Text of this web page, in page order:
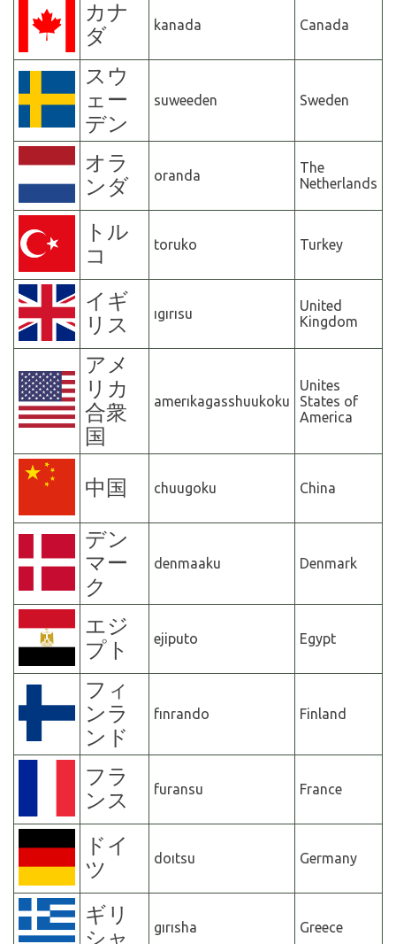
カナ
ダ
kanada Canada
スウ
ェー
デン
suweeden Sweden
オラ
ンダ
oranda
The
Netherlands
トル
コ
toruko Turkey
イギ
リス
ıgırısu
United
Kingdom
アメ
リカ
合衆
国
amerıkagasshuukoku
Unites
States of
America
中国 chuugoku China
デン
マー
ク
denmaaku Denmark
エジ
プト
ejiputo Egypt
フィ
ンラ
ンド
fınrando Finland
フラ
ンス
furansu France
ドイ
ツ
doıtsu Germany
ギリ
シャ
gırısha Greece